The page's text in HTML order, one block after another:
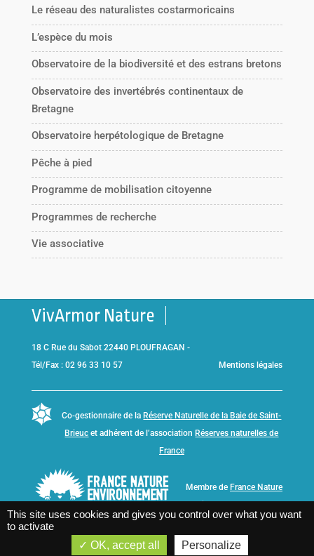
Le réseau des naturalistes costarmoricains
L’espèce du mois
Observatoire de la biodiversité et des estrans bretons
Observatoire des invertébrés continentaux de
Bretagne
Observatoire herpétologique de Bretagne
Pêche à pied
Programme de mobilisation citoyenne
Programmes de recherche
Vie associative
VivArmor Nature
18 C Rue du Sabot 22440 PLOUFRAGAN -
Tél/Fax : 02 96 33 10 57
Mentions légales
Co-gestionnaire de la Réserve Naturelle de la Baie de Saint-
Brieuc et adhérent de l’association Réserves naturelles de
France
Membre de France Nature
This site uses cookies and gives you control over what you want
to activate
OK, accept all
Personalize